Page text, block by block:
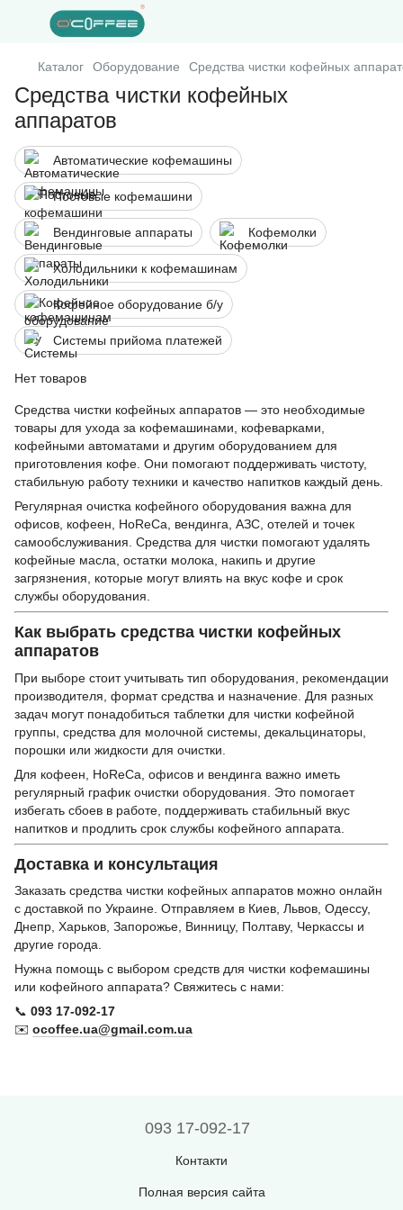
Каталог Оборудование Средства чистки кофейных
Средства чистки кофейных
аппаратов
Автоматические кофемашины
Постовые кофемашини
Вендинговые аппараты Кофемолки
Холодильники к кофемашинам
Кофейное оборудование б/у
Системы прийома платежей
Нет товаров
Средства чистки кофейных аппаратов — это необходимые
товары для ухода за кофемашинами, кофеварками,
кофейными автоматами и другим оборудованием для
приготовления кофе. Они помогают поддерживать чистоту,
стабильную работу техники и качество напитков каждый день.
Регулярная очистка кофейного оборудования важна для
офисов, кофеен, HoReCa, вендинга, АЗС, отелей и точек
самообслуживания. Средства для чистки помогают удалять
кофейные масла, остатки молока, накипь и другие
загрязнения, которые могут влиять на вкус кофе и срок
службы оборудования.
Как выбрать средства чистки кофейных
аппаратов
При выборе стоит учитывать тип оборудования, рекомендации
производителя, формат средства и назначение. Для разных
задач могут понадобиться таблетки для чистки кофейной
группы, средства для молочной системы, декальцинаторы,
порошки или жидкости для очистки.
Для кофеен, HoReCa, офисов и вендинга важно иметь
регулярный график очистки оборудования. Это помогает
избегать сбоев в работе, поддерживать стабильный вкус
напитков и продлить срок службы кофейного аппарата.
Доставка и консультация
Заказать средства чистки кофейных аппаратов можно онлайн
с доставкой по Украине. Отправляем в Киев, Львов, Одессу,
Днепр, Харьков, Запорожье, Винницу, Полтаву, Черкассы и
другие города.
Нужна помощь с выбором средств для чистки кофемашины
или кофейного аппарата? Свяжитесь с нами:
📞 093 17-092-17
✉️ ocoffee.ua@gmail.com.ua
093 17-092-17
Контакти
Полная версия сайта